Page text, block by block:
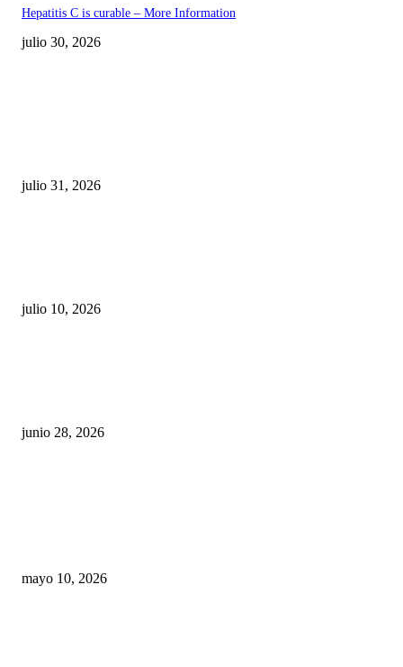
Hepatitis C is curable – More Information
julio 30, 2026
julio 31, 2026
julio 10, 2026
junio 28, 2026
mayo 10, 2026